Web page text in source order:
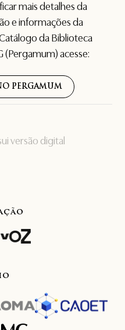
versão digital
mais detalhes da
e informações da
da Biblioteca
(Pergamum) acesse:
PERGAMUM